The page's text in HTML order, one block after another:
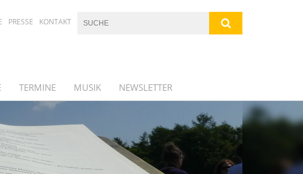
PRESSE KONTAKT
TERMINE MUSIK NEWSLETTER